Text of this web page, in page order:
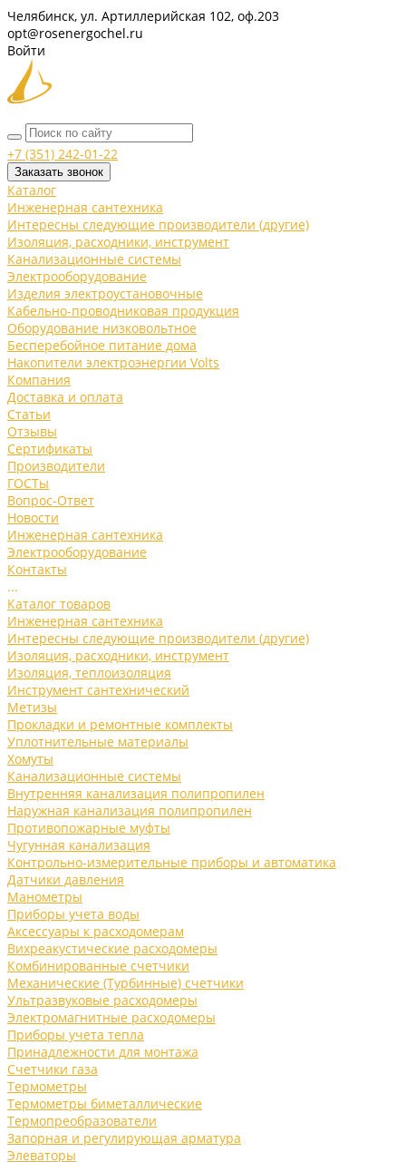
Челябинск, ул. Артиллерийская 102, оф.203
opt@rosenergochel.ru
Войти
+7 (351) 242-01-22
Заказать звонок
Каталог
Инженерная сантехника
Интересны следующие производители (другие)
Изоляция, расходники, инструмент
Канализационные системы
Электрооборудование
Изделия электроустановочные
Кабельно-проводниковая продукция
Оборудование низковольтное
Бесперебойное питание дома
Накопители электроэнергии Volts
Компания
Доставка и оплата
Статьи
Отзывы
Сертификаты
Производители
ГОСТы
Вопрос-Ответ
Новости
Инженерная сантехника
Электрооборудование
Контакты
...
Каталог товаров
Инженерная сантехника
Интересны следующие производители (другие)
Изоляция, расходники, инструмент
Изоляция, теплоизоляция
Инструмент сантехнический
Метизы
Прокладки и ремонтные комплекты
Уплотнительные материалы
Хомуты
Канализационные системы
Внутренняя канализация полипропилен
Наружная канализация полипропилен
Противопожарные муфты
Чугунная канализация
Контрольно-измерительные приборы и автоматика
Датчики давления
Манометры
Приборы учета воды
Аксессуары к расходомерам
Вихреакустические расходомеры
Комбинированные счетчики
Механические (Турбинные) счетчики
Ультразвуковые расходомеры
Электромагнитные расходомеры
Приборы учета тепла
Принадлежности для монтажа
Счетчики газа
Термометры
Термометры биметаллические
Термопреобразователи
Запорная и регулирующая арматура
Элеваторы